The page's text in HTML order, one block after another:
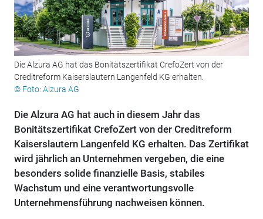
Die Alzura AG hat das Bonitätszertifikat CrefoZert von der
Creditreform Kaiserslautern Langenfeld KG erhalten.
© Foto: Alzura AG
Die Alzura AG hat auch in diesem Jahr das
Bonitätszertifikat CrefoZert von der Creditreform
Kaiserslautern Langenfeld KG erhalten. Das Zertifikat
wird jährlich an Unternehmen vergeben, die eine
besonders solide finanzielle Basis, stabiles
Wachstum und eine verantwortungsvolle
Unternehmensführung nachweisen können.